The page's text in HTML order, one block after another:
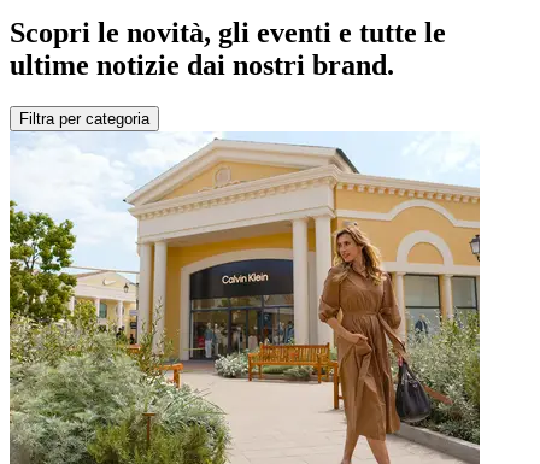
Scopri le novità, gli eventi e tutte le
ultime notizie dai nostri brand.
Filtra per categoria